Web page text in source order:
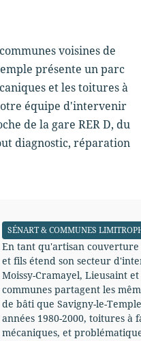
voisines de
présente un parc
et les toitures à
équipe d'intervenir
de la gare RER D, du
diagnostic, réparation
SÉNART & COMMUNES
En tant qu'artisan
et fils étend son secteur
Moissy-Cramayel, Lieusaint et
communes partagent les
de bâti que Savigny-le-
années 1980-2000, toitures à
mécaniques, et